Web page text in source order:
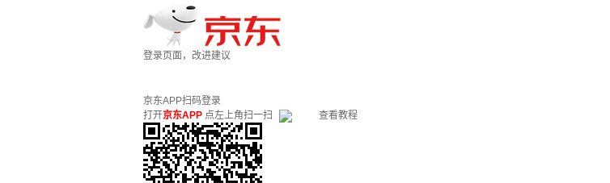
登录页面，改进建议
京东APP扫码登录
打开京东APP 点左上角扫一扫 查看教程